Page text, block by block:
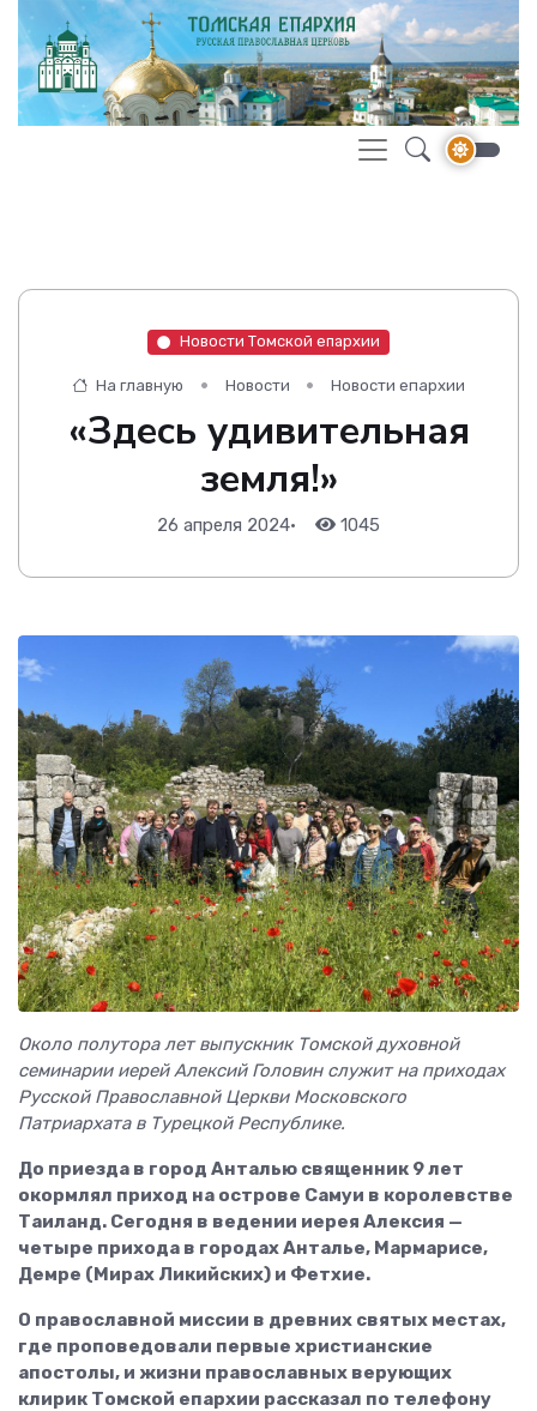
Новости Томской епархии
На главную Новости Новости епархии
«Здесь удивительная
земля!»
26 апреля 2024• 1045
Около полутора лет выпускник Томской духовной
семинарии иерей Алексий Головин служит на приходах
Русской Православной Церкви Московского
Патриархата в Турецкой Республике.
До приезда в город Анталью священник 9 лет
окормлял приход на острове Самуи в королевстве
Таиланд. Сегодня в ведении иерея Алексия —
четыре прихода в городах Анталье, Мармарисе,
Демре (Мирах Ликийских) и Фетхие.
О православной миссии в древних святых местах,
где проповедовали первые христианские
апостолы, и жизни православных верующих
клирик Томской епархии рассказал по телефону